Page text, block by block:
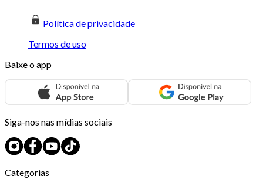
Política de privacidade
Termos de uso
Baixe o app
Siga-nos nas mídias sociais
Categorias